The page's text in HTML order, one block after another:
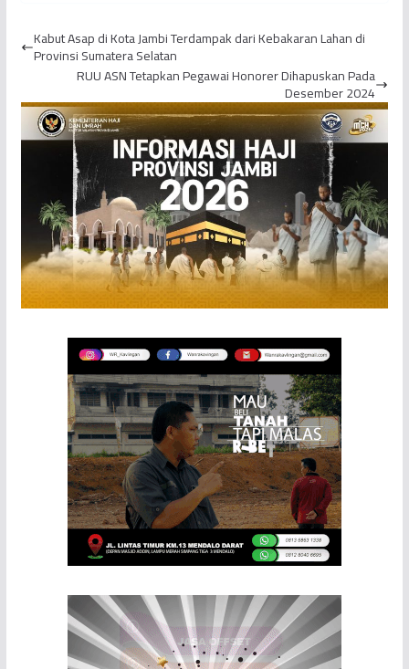
Kabut Asap di Kota Jambi Terdampak dari Kebakaran Lahan di
Provinsi Sumatera Selatan
RUU ASN Tetapkan Pegawai Honorer Dihapuskan Pada
Desember 2024